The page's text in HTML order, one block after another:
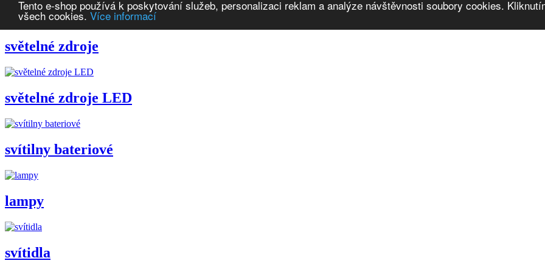
Tento e-shop používá k poskytování služeb, personalizaci reklam a analýze návštěvnosti soubory cookies.
všech cookies. Více informací
světelné zdroje
světelné zdroje LED
svítilny bateriové
lampy
svítidla